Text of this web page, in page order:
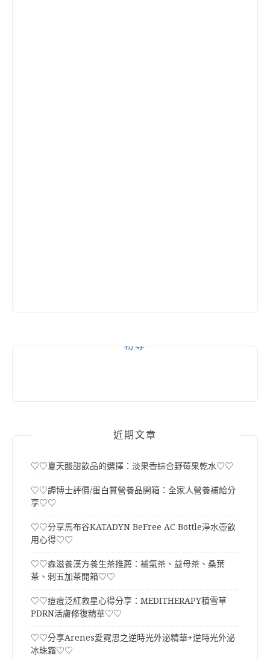
粉專
近期文章
♡♡夏天酸甜飲品的選擇：淡果香綜合野莓果乾水♡♡
♡♡譚博士評價/蛋白質營養品開箱：全家人營養補給分
享♡♡
♡♡分享馬布谷KATADYN BeFree AC Bottle淨水壺飲
用心得♡♡
♡♡森滋養漢方養生茶推薦：補氣茶、益母茶、桑葉
茶、刺五加茶開箱♡♡
♡♡痘痘泛紅救星心得分享：MEDITHERAPY積雪草
PDRN活膚修復精華♡♡
♡♡分享Arenes愛霓思之逆時光外泌精華+逆時光外泌
冰珠霜♡♡